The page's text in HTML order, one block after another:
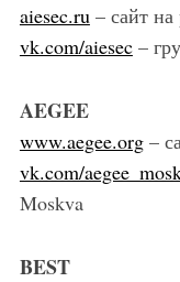
aiesec.ru – сайт на
vk.com/aiesec–
AEGEE
www.aegee.org–
vk.com/
Moskva
BEST